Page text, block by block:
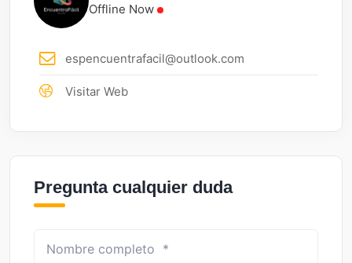
Offline Now
espencuentrafacil@outlook.com
Visitar Web
Pregunta cualquier duda